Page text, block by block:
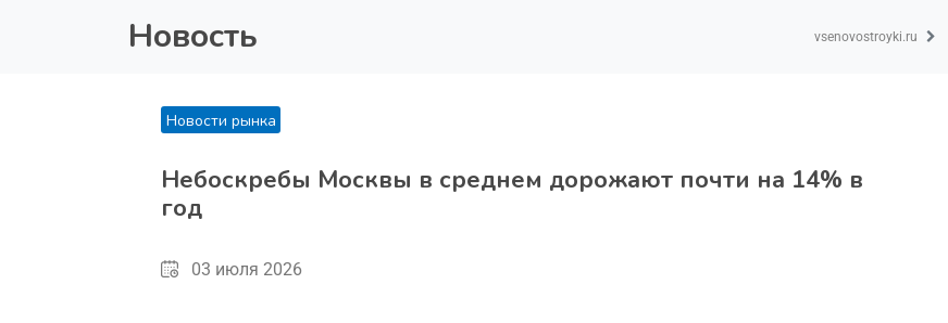
Новость vsenovostroyki.ru
Новости рынка
Небоскребы Москвы в среднем дорожают почти на 14% в
год
03 июля 2026